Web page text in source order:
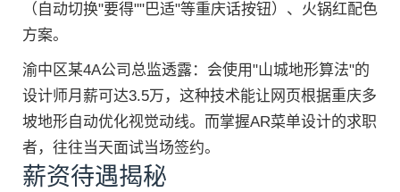
（自动切换"要得""巴适"等重庆话按钮）、火锅红配色
方案。
渝中区某4A公司总监透露：会使用"山城地形算法"的
设计师月薪可达3.5万，这种技术能让网页根据重庆多
坡地形自动优化视觉动线。而掌握AR菜单设计的求职
者，往往当天面试当场签约。
薪资待遇揭秘